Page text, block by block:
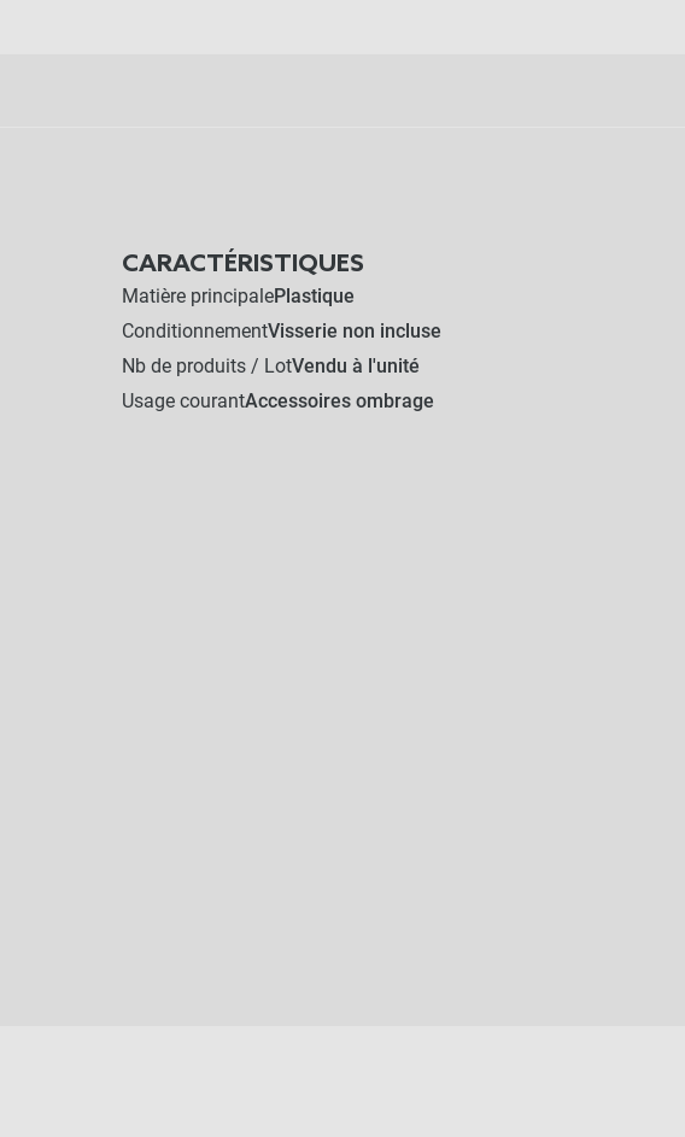
CARACTÉRISTIQUES
Matière principalePlastique
ConditionnementVisserie non incluse
Nb de produits / LotVendu à l'unité
Usage courantAccessoires ombrage